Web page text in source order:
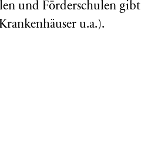
und Förderschulen gibt
u.a.).